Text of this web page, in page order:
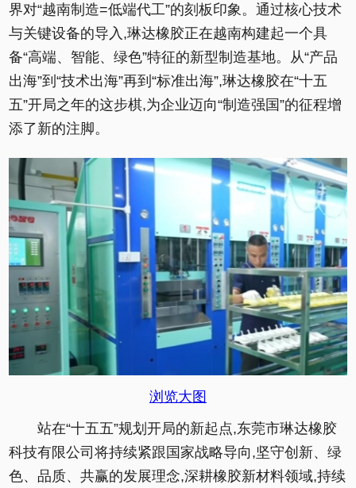
界对“越南制造=低端代工”的刻板印象。通过核心技术
与关键设备的导入,琳达橡胶正在越南构建起一个具
备“高端、智能、绿色”特征的新型制造基地。从“产品
出海”到“技术出海”再到“标准出海”,琳达橡胶在“十五
五”开局之年的这步棋,为企业迈向“制造强国”的征程增
添了新的注脚。
浏览大图
站在“十五五”规划开局的新起点,东莞市琳达橡胶
科技有限公司将持续紧跟国家战略导向,坚守创新、绿
色、品质、共赢的发展理念,深耕橡胶新材料领域,持续